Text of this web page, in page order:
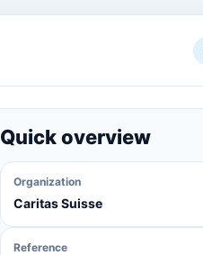
Quick overview
Organization
Caritas Suisse
Reference